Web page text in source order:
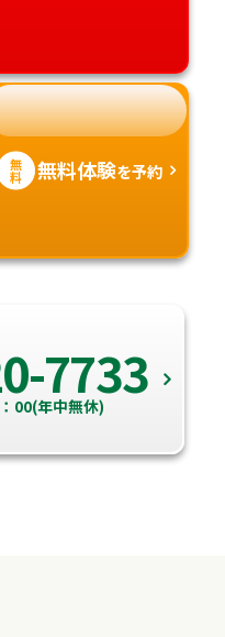
無
料 無料体験を予約
7733
00(年中無休)